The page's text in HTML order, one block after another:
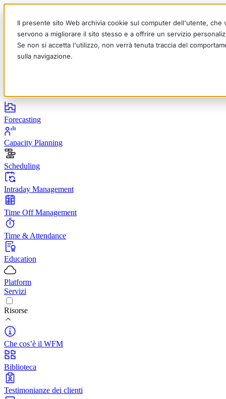
Il presente sito Web archivia cookie sul computer dell'utente,
servono a migliorare il sito stesso e a offrire un servizio
Se non si accetta l'utilizzo, non verrà tenuta traccia del
sulla navigazione.
EnglishDeutschFrançais
Forecasting
Capacity Planning
Scheduling
Intraday Management
Time Off Management
Time & Attendance
Education
Platform
Servizi
Risorse
Che cos’è il WFM
Biblioteca
Testimonianze dei clienti